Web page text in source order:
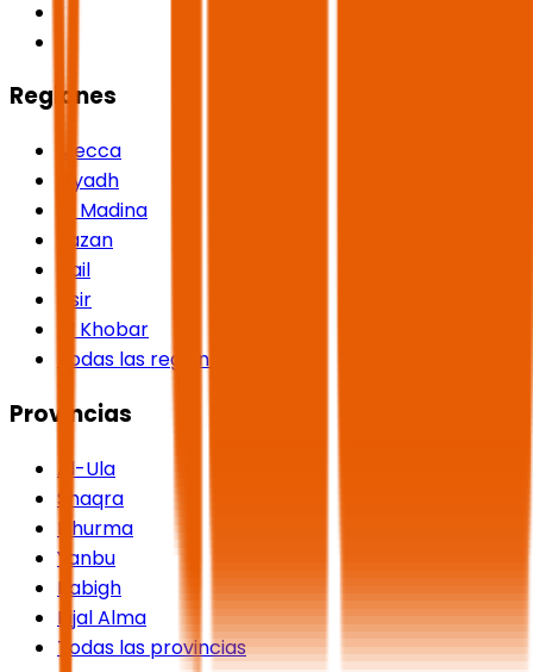
Regiones
Mecca
Riyadh
Al Madina
Jazan
Hail
Asir
Al Khobar
Todas las regiones
Provincias
Al-Ula
Shaqra
Dhurma
Yanbu
Rabigh
Rijal Alma
Todas las provincias